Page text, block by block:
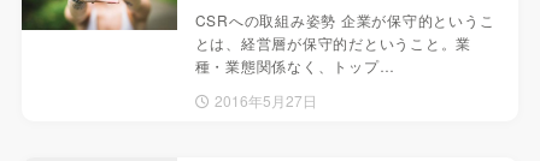
CSRへの取組み姿勢 企業が保守的というこ
とは、経営層が保守的だということ。業
種・業態関係なく、トップ…
2016年5月27日